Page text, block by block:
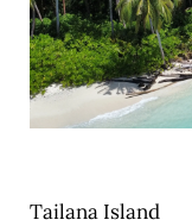
Tailana Island